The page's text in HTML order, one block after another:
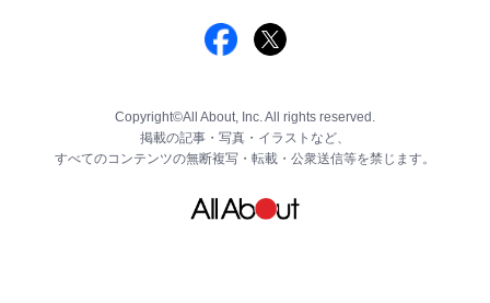
Copyright©All About, Inc. All rights reserved.
掲載の記事・写真・イラストなど、
すべてのコンテンツの無断複写・転載・公衆送信等を禁じます。